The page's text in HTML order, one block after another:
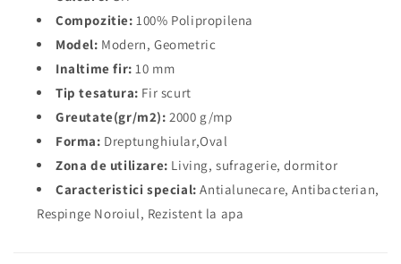
Compozitie: 100% Polipropilena
Model: Modern, Geometric
Inaltime fir: 10 mm
Tip tesatura: Fir scurt
Greutate(gr/m2): 2000 g/mp
Forma: Dreptunghiular,Oval
Zona de utilizare: Living, sufragerie, dormitor
Caracteristici special: Antialunecare, Antibacterian,
Respinge Noroiul, Rezistent la apa